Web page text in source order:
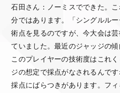
石田さん：ノーミスでできた。
分ではあります。「シングルル
術点を見るのですが、今大会は
ていました。最近のジャッジの
このプレイヤーの技術度はこれ
ジの想定で採点がなされるんで
採点にばらつきがあります。フ